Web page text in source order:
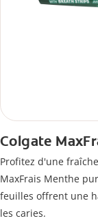
Colgate
Profitez d'une
MaxFrais Menthe
feuilles offrent une
les caries.